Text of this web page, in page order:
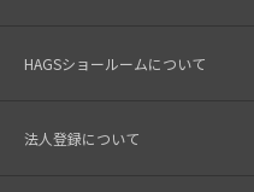
HAGSショールームについて
法人登録について